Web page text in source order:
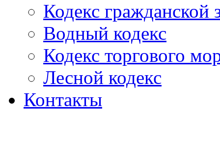
Кодекс гражданской
Водный кодекс
Кодекс торгового
Лесной кодекс
Контакты